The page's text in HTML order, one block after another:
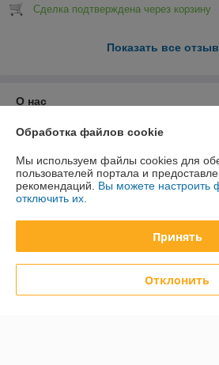
Сделка подтверждена через корзину
Показать все
О нас
Контакты
Доставка и оплата
Полная версия сайта
Политика обработки cookies
Обработка файлов cookie
Мы используем файлы cookies для
пользователей портала и
рекомендаций. Вы можете настроить
отключить их.
Принять
Отклонить